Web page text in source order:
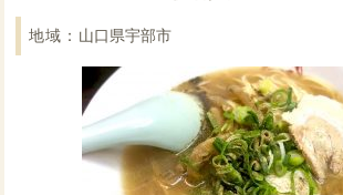
山口県宇部市